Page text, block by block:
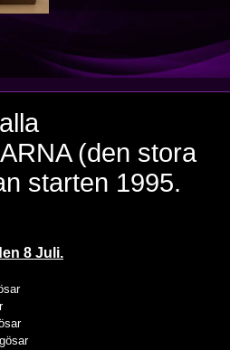
(den stora
starten 1995.
8 Juli.